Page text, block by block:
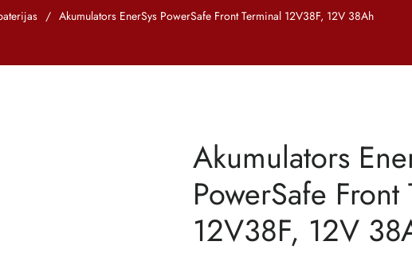
/ Akumulators EnerSys PowerSafe Front Terminal 12V38F, 12V 38Ah
Akumulators
PowerSafe Front
12V38F, 12V